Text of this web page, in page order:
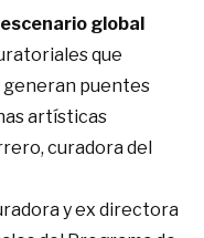
global
que
generan puentes
artísticas
curadora del
y ex directora